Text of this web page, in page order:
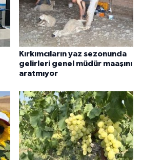
Kırkımcıların yaz sezonunda
gelirleri genel müdür maaşını
aratmıyor